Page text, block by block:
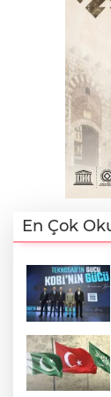
En Çok